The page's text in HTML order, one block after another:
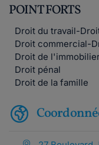
POINT FORTS
Droit du travail-
Droit commercial-
Droit de
Droit pénal
Droit de la famille